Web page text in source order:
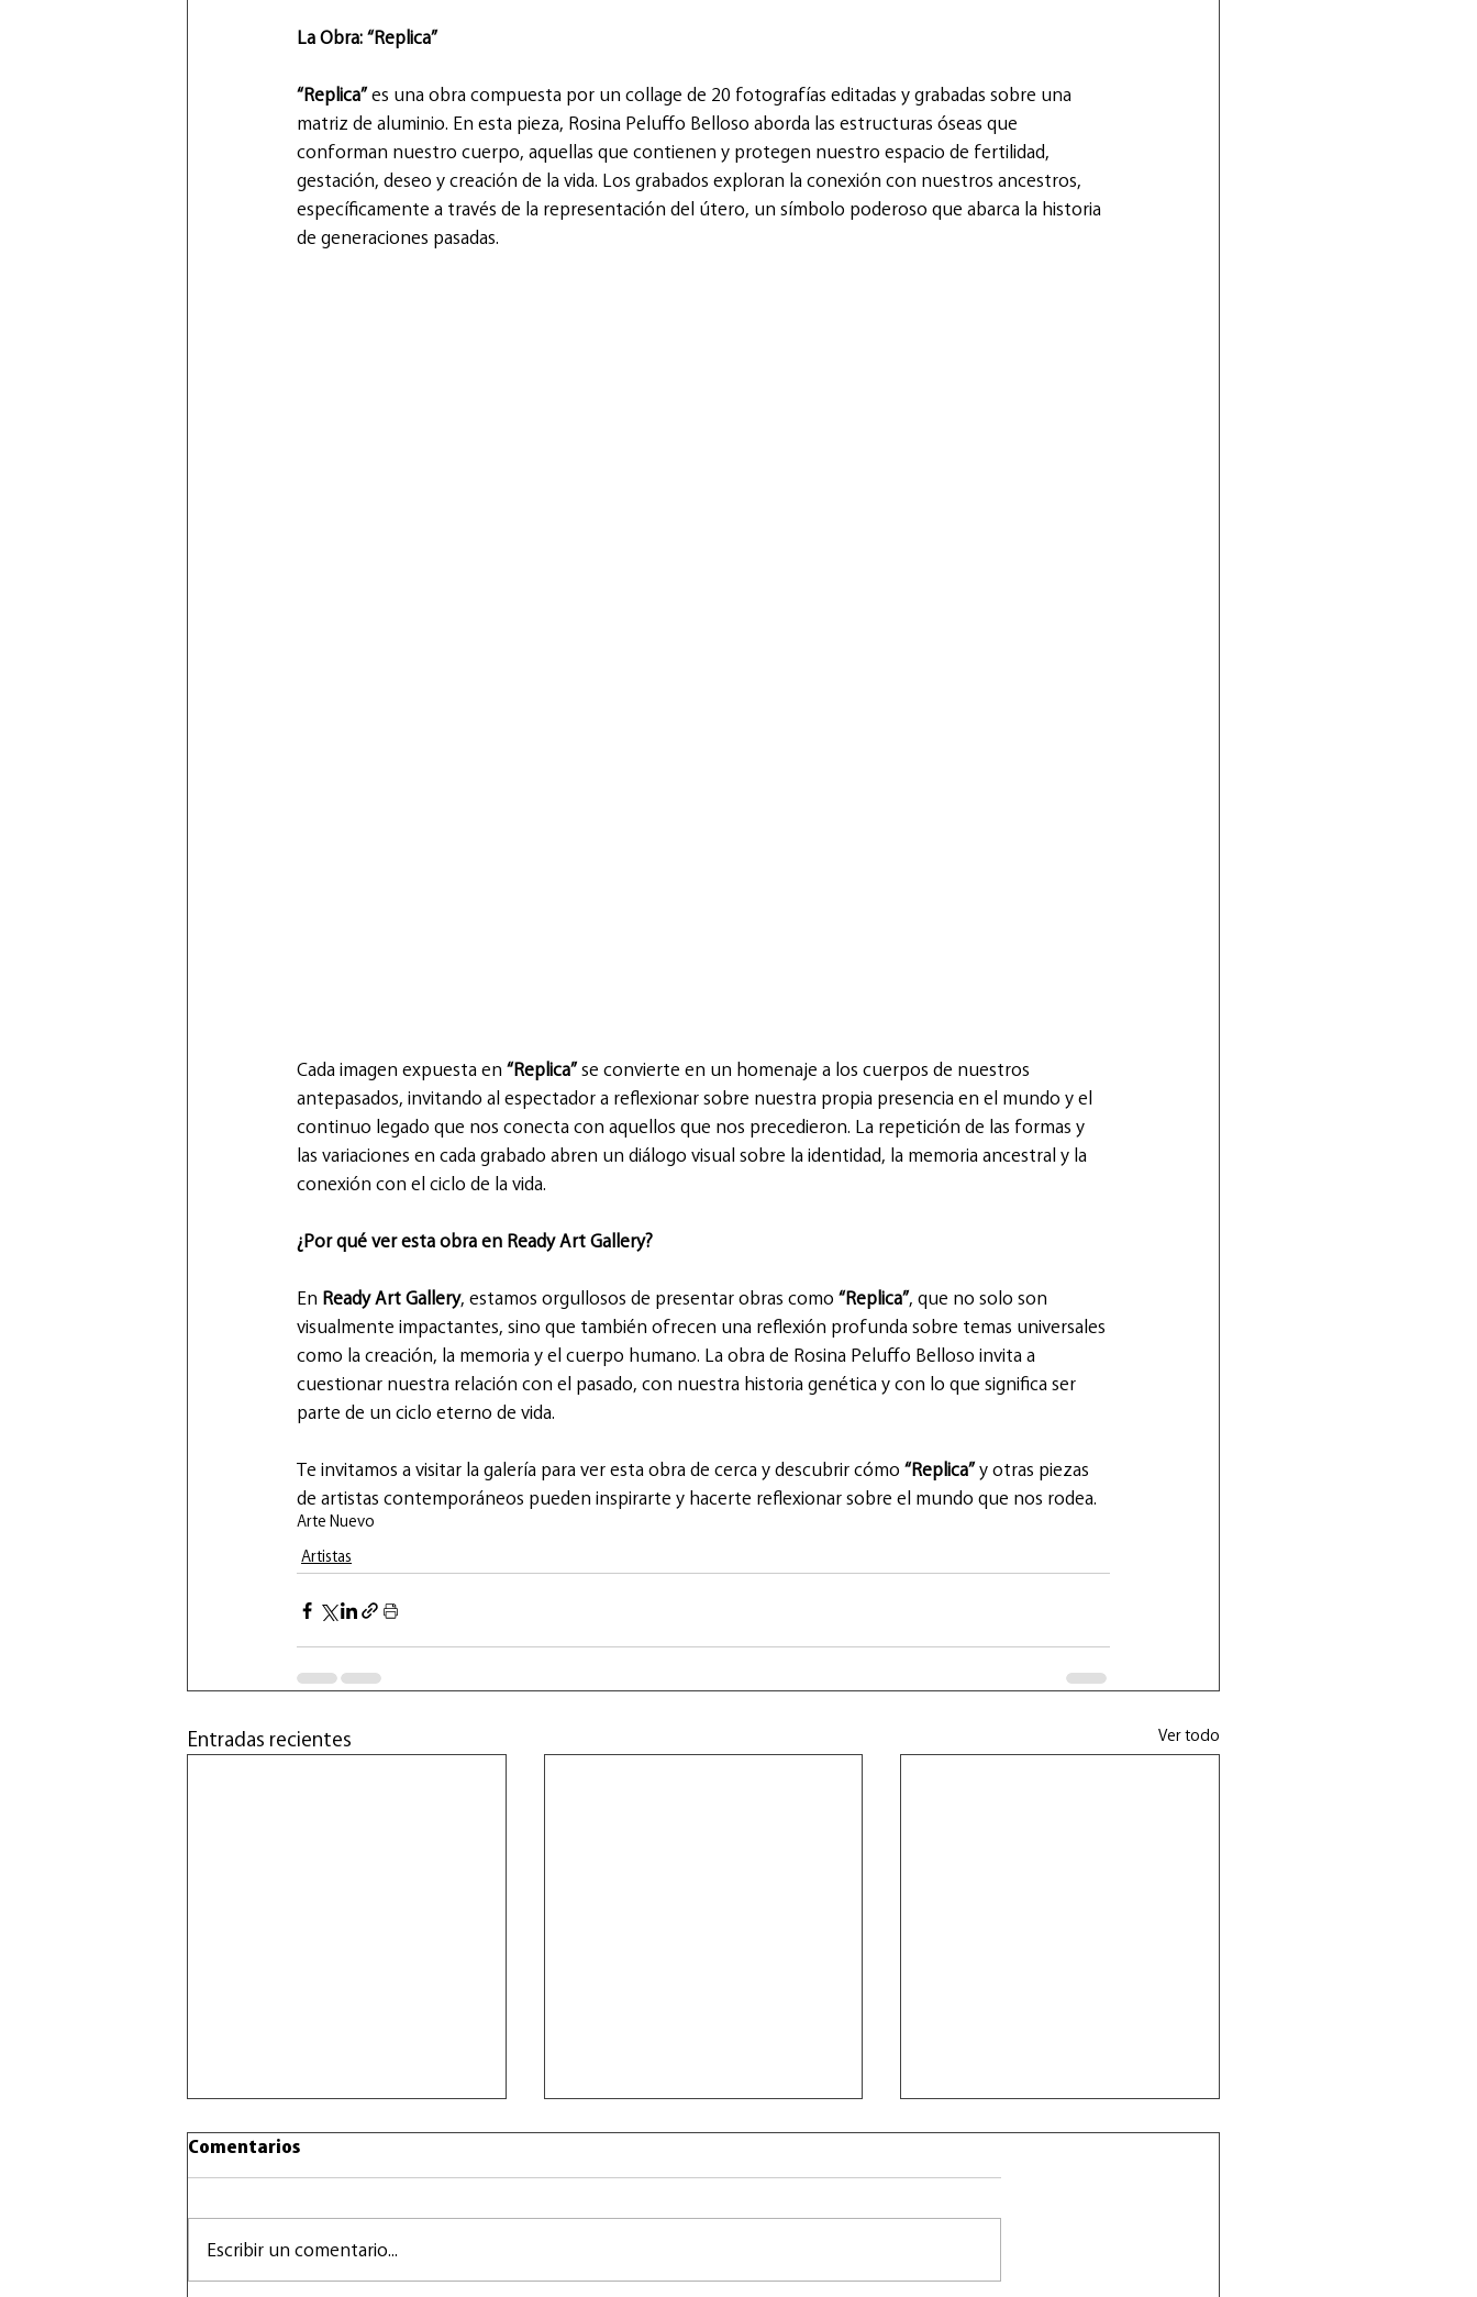
La Obra: “Replica”
“Replica” es una obra compuesta por un collage de 20 fotografías editadas y grabadas sobre una
matriz de aluminio. En esta pieza, Rosina Peluffo Belloso aborda las estructuras óseas que
conforman nuestro cuerpo, aquellas que contienen y protegen nuestro espacio de fertilidad,
gestación, deseo y creación de la vida. Los grabados exploran la conexión con nuestros ancestros,
específicamente a través de la representación del útero, un símbolo poderoso que abarca la historia
de generaciones pasadas.
Cada imagen expuesta en “Replica” se convierte en un homenaje a los cuerpos de nuestros
antepasados, invitando al espectador a reflexionar sobre nuestra propia presencia en el mundo y el
continuo legado que nos conecta con aquellos que nos precedieron. La repetición de las formas y
las variaciones en cada grabado abren un diálogo visual sobre la identidad, la memoria ancestral y la
conexión con el ciclo de la vida.
¿Por qué ver esta obra en Ready Art Gallery?
En Ready Art Gallery, estamos orgullosos de presentar obras como “Replica” , que no solo son
visualmente impactantes, sino que también ofrecen una reflexión profunda sobre temas universales
como la creación, la memoria y el cuerpo humano. La obra de Rosina Peluffo Belloso invita a
cuestionar nuestra relación con el pasado, con nuestra historia genética y con lo que significa ser
parte de un ciclo eterno de vida.
Te invitamos a visitar la galería para ver esta obra de cerca y descubrir cómo “Replica” y otras piezas
de artistas contemporáneos pueden inspirarte y hacerte reflexionar sobre el mundo que nos rodea.
Arte Nuevo
Artistas
Entradas recientes Ver todo
Comentarios
Escribir un comentario...